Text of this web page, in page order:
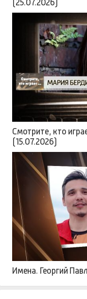
(25.07.2026)
Смотрите, кто
(15.07.2026)
Имена. Георгий